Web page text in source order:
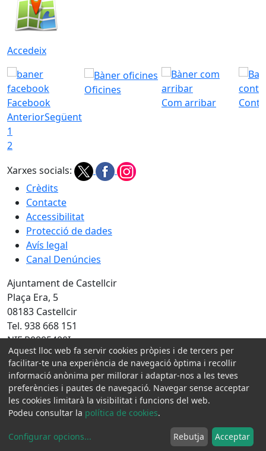
Accedeix
Facebook
Oficines
Com arribar
AnteriorSegüent
1
2
Xarxes socials:
Crèdits
Contacte
Accessibilitat
Protecció de dades
Avís legal
Canal Denúncies
Ajuntament de Castellcir
Plaça Era, 5
08183 Castellcir
Tel. 938 668 151
NIF P0805400I
Amb la col·laboració de:
Aquest lloc web fa servir cookies pròpies i de tercers per
facilitar-te una experiència de navegació òptima i recollir
informació anònima per millorar i adaptar-nos a les teves
preferències i pautes de navegació. Navegar sense acceptar
les cookies limitarà la visibilitat i funcions del web.
Podeu consultar la política de cookies.
Configurar opcions... Rebutja Acceptar